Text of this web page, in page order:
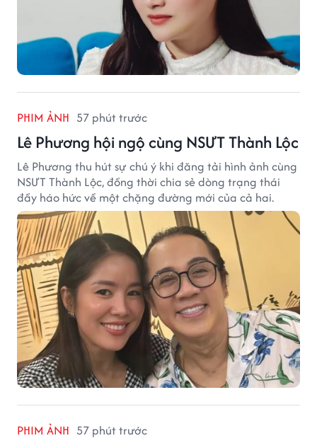
PHIM ẢNH 57 phút trước
Lê Phương hội ngộ cùng NSƯT Thành Lộc
Lê Phương thu hút sự chú ý khi đăng tải hình ảnh cùng
NSƯT Thành Lộc, đồng thời chia sẻ dòng trạng thái
đầy háo hức về một chặng đường mới của cả hai.
PHIM ẢNH 57 phút trước